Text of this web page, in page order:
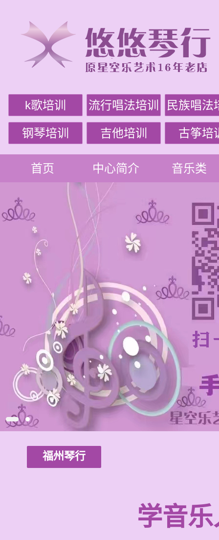
k歌培训 流行唱法培训 民族唱法
钢琴培训 吉他培训 古筝培
首页 中心简介 音乐类
福州琴行
学音